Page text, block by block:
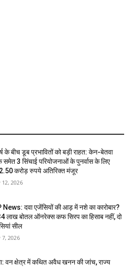
के बीच डूब प्रभावितों को बड़ी राहत: केन-बेतवा
समेत 3 सिंचाई परियोजनाओं के पुनर्वास के लिए
करोड़ रुपये अतिरिक्त मंजूर
12, 2026
News: दवा एजेंसियों की आड़ में नशे का कारोबार?
लाख बोतल ऑनरेक्स कफ सिरप का हिसाब नहीं, दो
सील
7, 2026
वन क्षेत्र में कथित अवैध खनन की जांच, राज्य